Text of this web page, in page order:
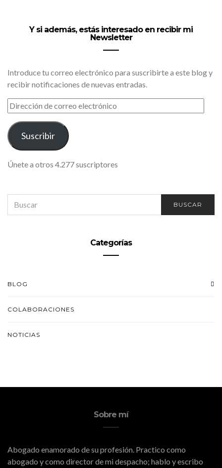
Y si además, estás interesado en recibir mi
Newsletter
Introduce tu correo electrónico para suscribirte a este blog y
recibir notificaciones de nuevas entradas.
DIRECCIÓN
DE
CORREO
ELECTRÓNICO
Suscribir
Únete a otros 4.277 suscriptores
FOR:
BUSCAR
Categorías
BLOG
COLABORACIONES
NOTICIAS
Sobre mí
Abogado enamorado de su profesión. Practico como
abogado y como director de mi despacho; hablo y escribo